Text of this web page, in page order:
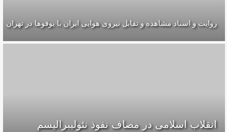
روایت و اسناد مشاهده و تقابل نیروی هوایی ایران با یوفوها در تهران
انقلاب اسلامی در مصاف نفوذ نئولیبرالیسم